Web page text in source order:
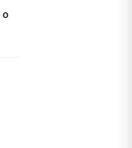
o